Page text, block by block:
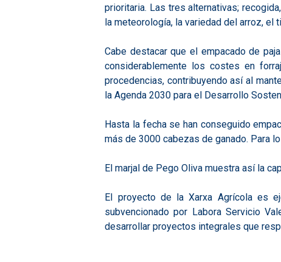
prioritaria. Las tres alternativas;
la meteorología, la variedad del arroz,
Cabe destacar que el empacado de
considerablemente los costes en
procedencias, contribuyendo así al
la Agenda 2030 para el Desarrollo
Hasta la fecha se han conseguido
más de 3000 cabezas de ganado. Para
El marjal de Pego Oliva muestra así la
El proyecto de la Xarxa Agrícola es
subvencionado por Labora Servicio
desarrollar proyectos integrales que